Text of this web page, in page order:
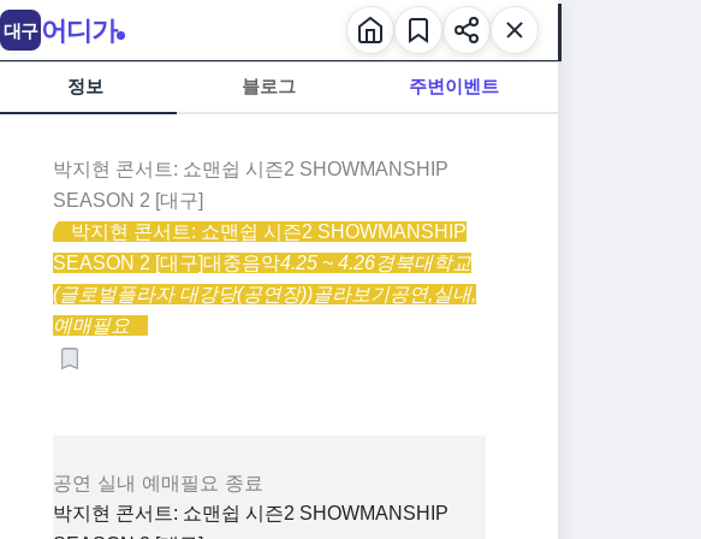
정보 블로그 주변이벤트
박지현 콘서트: 쇼맨쉽 시즌2 SHOWMANSHIP
SEASON 2 [대구]
박지현 콘서트: 쇼맨쉽 시즌2 SHOWMANSHIP
SEASON 2 [대구]대중음악4.25 ~ 4.26경북대학교
(글로벌플라자 대강당(공연장))골라보기공연,실내,
예매필요
공연 실내 예매필요 종료
박지현 콘서트: 쇼맨쉽 시즌2 SHOWMANSHIP
대구 어디가